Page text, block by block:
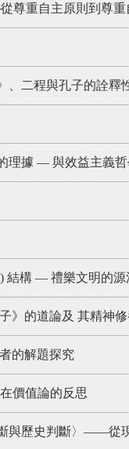
尊重自主原則到尊
、二程與孔子的詮釋
理據 — 與效益主義哲
結構 — 禮樂文明的
》的道論及 其精神
的解題探究
價值論的反思
與歷史判斷〉——從